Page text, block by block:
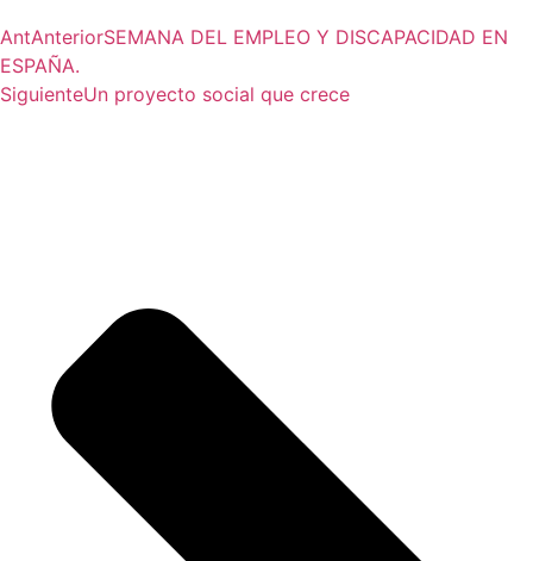
AntAnteriorSEMANA DEL EMPLEO Y DISCAPACIDAD EN
ESPAÑA.
SiguienteUn proyecto social que crece